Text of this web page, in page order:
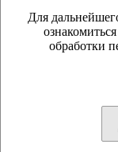
Личный
Закрыть
Для
обработки